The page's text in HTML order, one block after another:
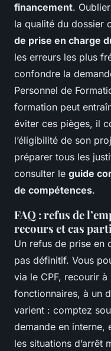
financement.
la qualité du dossier
de prise en charge
les erreurs les plus
confondre la
Personnel de
formation peut
éviter ces pièges, il
l’éligibilité de son
préparer tous les
consulter le guide
de compétences.
FAQ : refus de
recours et cas
Un refus de prise en
pas définitif. Vous
via le CPF, recourir à
fonctionnaires, à un
varient : comptez
demande en interne,
les situations d’arrêt